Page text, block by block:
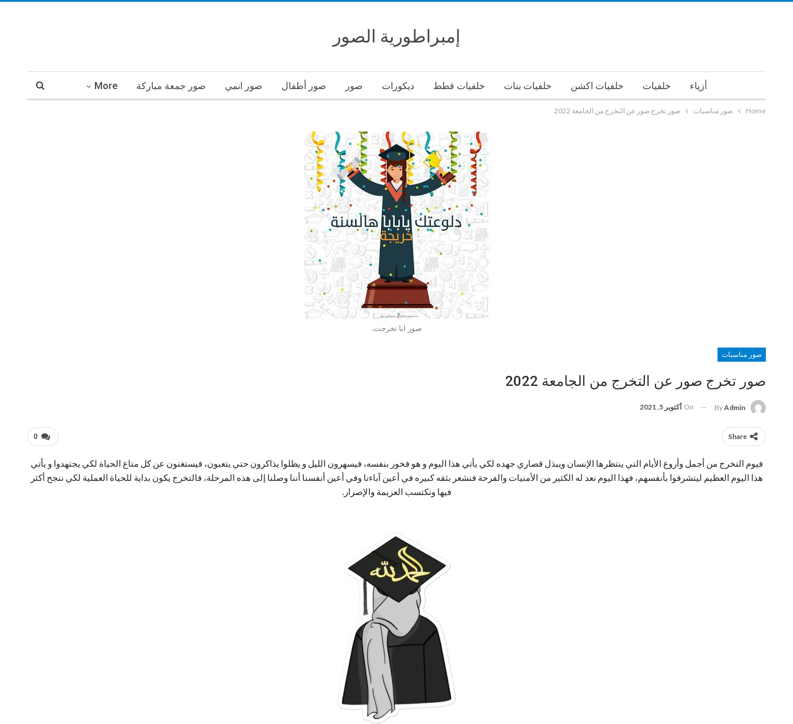
إمبراطورية الصور
أزياء خلفيات خلفيات اكشن خلفيات بنات خلفيات قطط ديكورات صور صور أطفال صور انمي صور جمعة مباركة More
Home صور مناسبات صور تخرج صور عن التخرج من الجامعة 2022
صور انا تخرجت.
صور مناسبات
صور تخرج صور عن التخرج من الجامعة 2022
ByAdmin
On أكتوبر 5, 2021
0 Share
فيوم التخرج من أجمل وأروع الأيام التي ينتظرها الإنسان ويبذل قصاري جهده لكي يأتي هذا اليوم و هو فخور بنفسه، فيسهرون الليل و يظلوا يذاكرون حتي يتعبون، فيستغنون عن كل متاع الحياة لكي يجتهدوا و يأتي
هذا اليوم العظيم ليتشرفوا بأنفسهم، فهذا اليوم نعد له الكثير من الأمنيات والفرحة فنشعر بثقه كبيره في أعين آباءنا وفي أعين أنفسنا أننا وصلنا إلى هذه المرحلة، فالتخرج يكون بداية للحياة العملية لكي ننجح أكثر
فيها ونكتسب العزيمة والإصرار.